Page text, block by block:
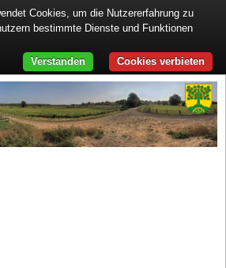
Cookies, um die Nutzererfahrung zu
bestimmte Dienste und Funktionen
Cookies verbieten
Verstanden